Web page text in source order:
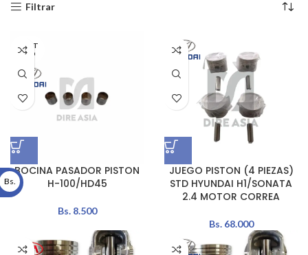
Filtrar
AGOT
ADO
BOCINA PASADOR PISTON
H-100/HD45
Bs.8.500
JUEGO PISTON (4 PIEZAS)
STD HYUNDAI H1/SONATA
2.4 MOTOR CORREA
Bs.68.000
Bs.